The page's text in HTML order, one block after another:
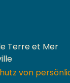
Terre et Mer
von